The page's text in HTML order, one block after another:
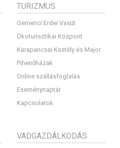
TURIZMUS
Gemenci Erdei Vasút
Ökoturisztikai Központ
Karapancsai Kastély és Major
Pihenőházak
Online szállásfoglalás
Eseménynaptár
Kapcsolatok
VADGAZDÁLKODÁS